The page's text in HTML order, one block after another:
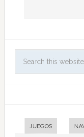
JUEGOS